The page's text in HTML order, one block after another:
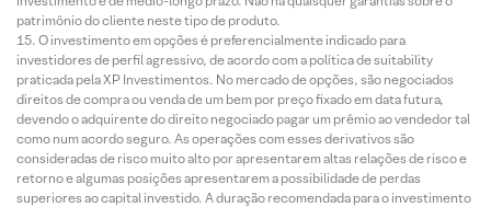
patrimônio do cliente neste tipo de produto.
O investimento em opções é preferencialmente indicado para
investidores de perfil agressivo, de acordo com a política de suitability
praticada pela XP Investimentos. No mercado de opções, são negociados
direitos de compra ou venda de um bem por preço fixado em data futura,
devendo o adquirente do direito negociado pagar um prêmio ao vendedor tal
como num acordo seguro. As operações com esses derivativos são
consideradas de risco muito alto por apresentarem altas relações de risco e
retorno e algumas posições apresentarem a possibilidade de perdas
superiores ao capital investido. A duração recomendada para o investimento